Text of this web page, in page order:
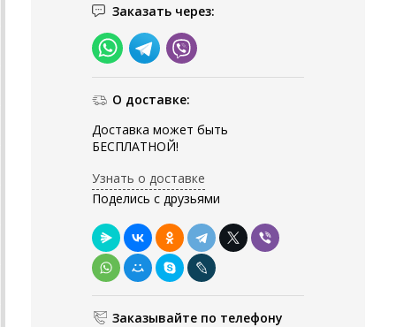
Заказать через:
О доставке:
Доставка может быть
БЕСПЛАТНОЙ!
Узнать о доставке
Поделись с друзьями
Заказывайте по телефону